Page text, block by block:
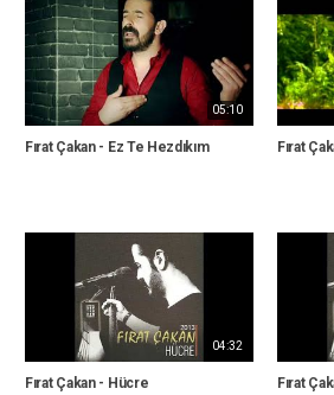
05:10
Fırat Çakan - Ez Te Hezdıkım Fırat
04:32
Fırat Çakan - Hücre Fırat